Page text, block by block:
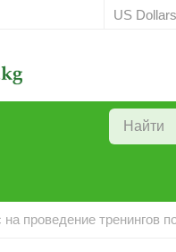
US
на проведение тренингов